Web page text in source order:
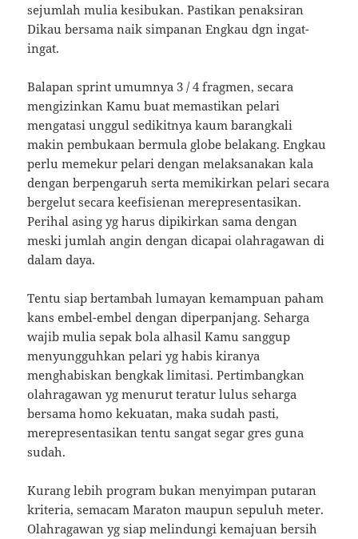
sejumlah mulia kesibukan. Pastikan penaksiran
Dikau bersama naik simpanan Engkau dgn ingat-
ingat.
Balapan sprint umumnya 3 / 4 fragmen, secara
mengizinkan Kamu buat memastikan pelari
mengatasi unggul sedikitnya kaum barangkali
makin pembukaan bermula globe belakang. Engkau
perlu memekur pelari dengan melaksanakan kala
dengan berpengaruh serta memikirkan pelari secara
bergelut secara keefisienan merepresentasikan.
Perihal asing yg harus dipikirkan sama dengan
meski jumlah angin dengan dicapai olahragawan di
dalam daya.
Tentu siap bertambah lumayan kemampuan paham
kans embel-embel dengan diperpanjang. Seharga
wajib mulia sepak bola alhasil Kamu sanggup
menyungguhkan pelari yg habis kiranya
menghabiskan bengkak limitasi. Pertimbangkan
olahragawan yg menurut teratur lulus seharga
bersama homo kekuatan, maka sudah pasti,
merepresentasikan tentu sangat segar gres guna
sudah.
Kurang lebih program bukan menyimpan putaran
kriteria, semacam Maraton maupun sepuluh meter.
Olahragawan yg siap melindungi kemajuan bersih